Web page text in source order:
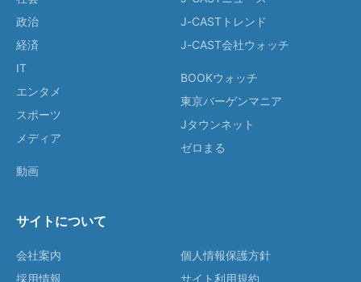
政治
経済
IT
エンタメ
スポーツ
メディア
動画
J-CASTトレンド
J-CAST会社ウォッチ
BOOKウォッチ
東京バーゲンマニア
Jタウンネット
ゼロまる
サイトについて
会社案内
採用情報
個人情報保護方針
サイト利用規約